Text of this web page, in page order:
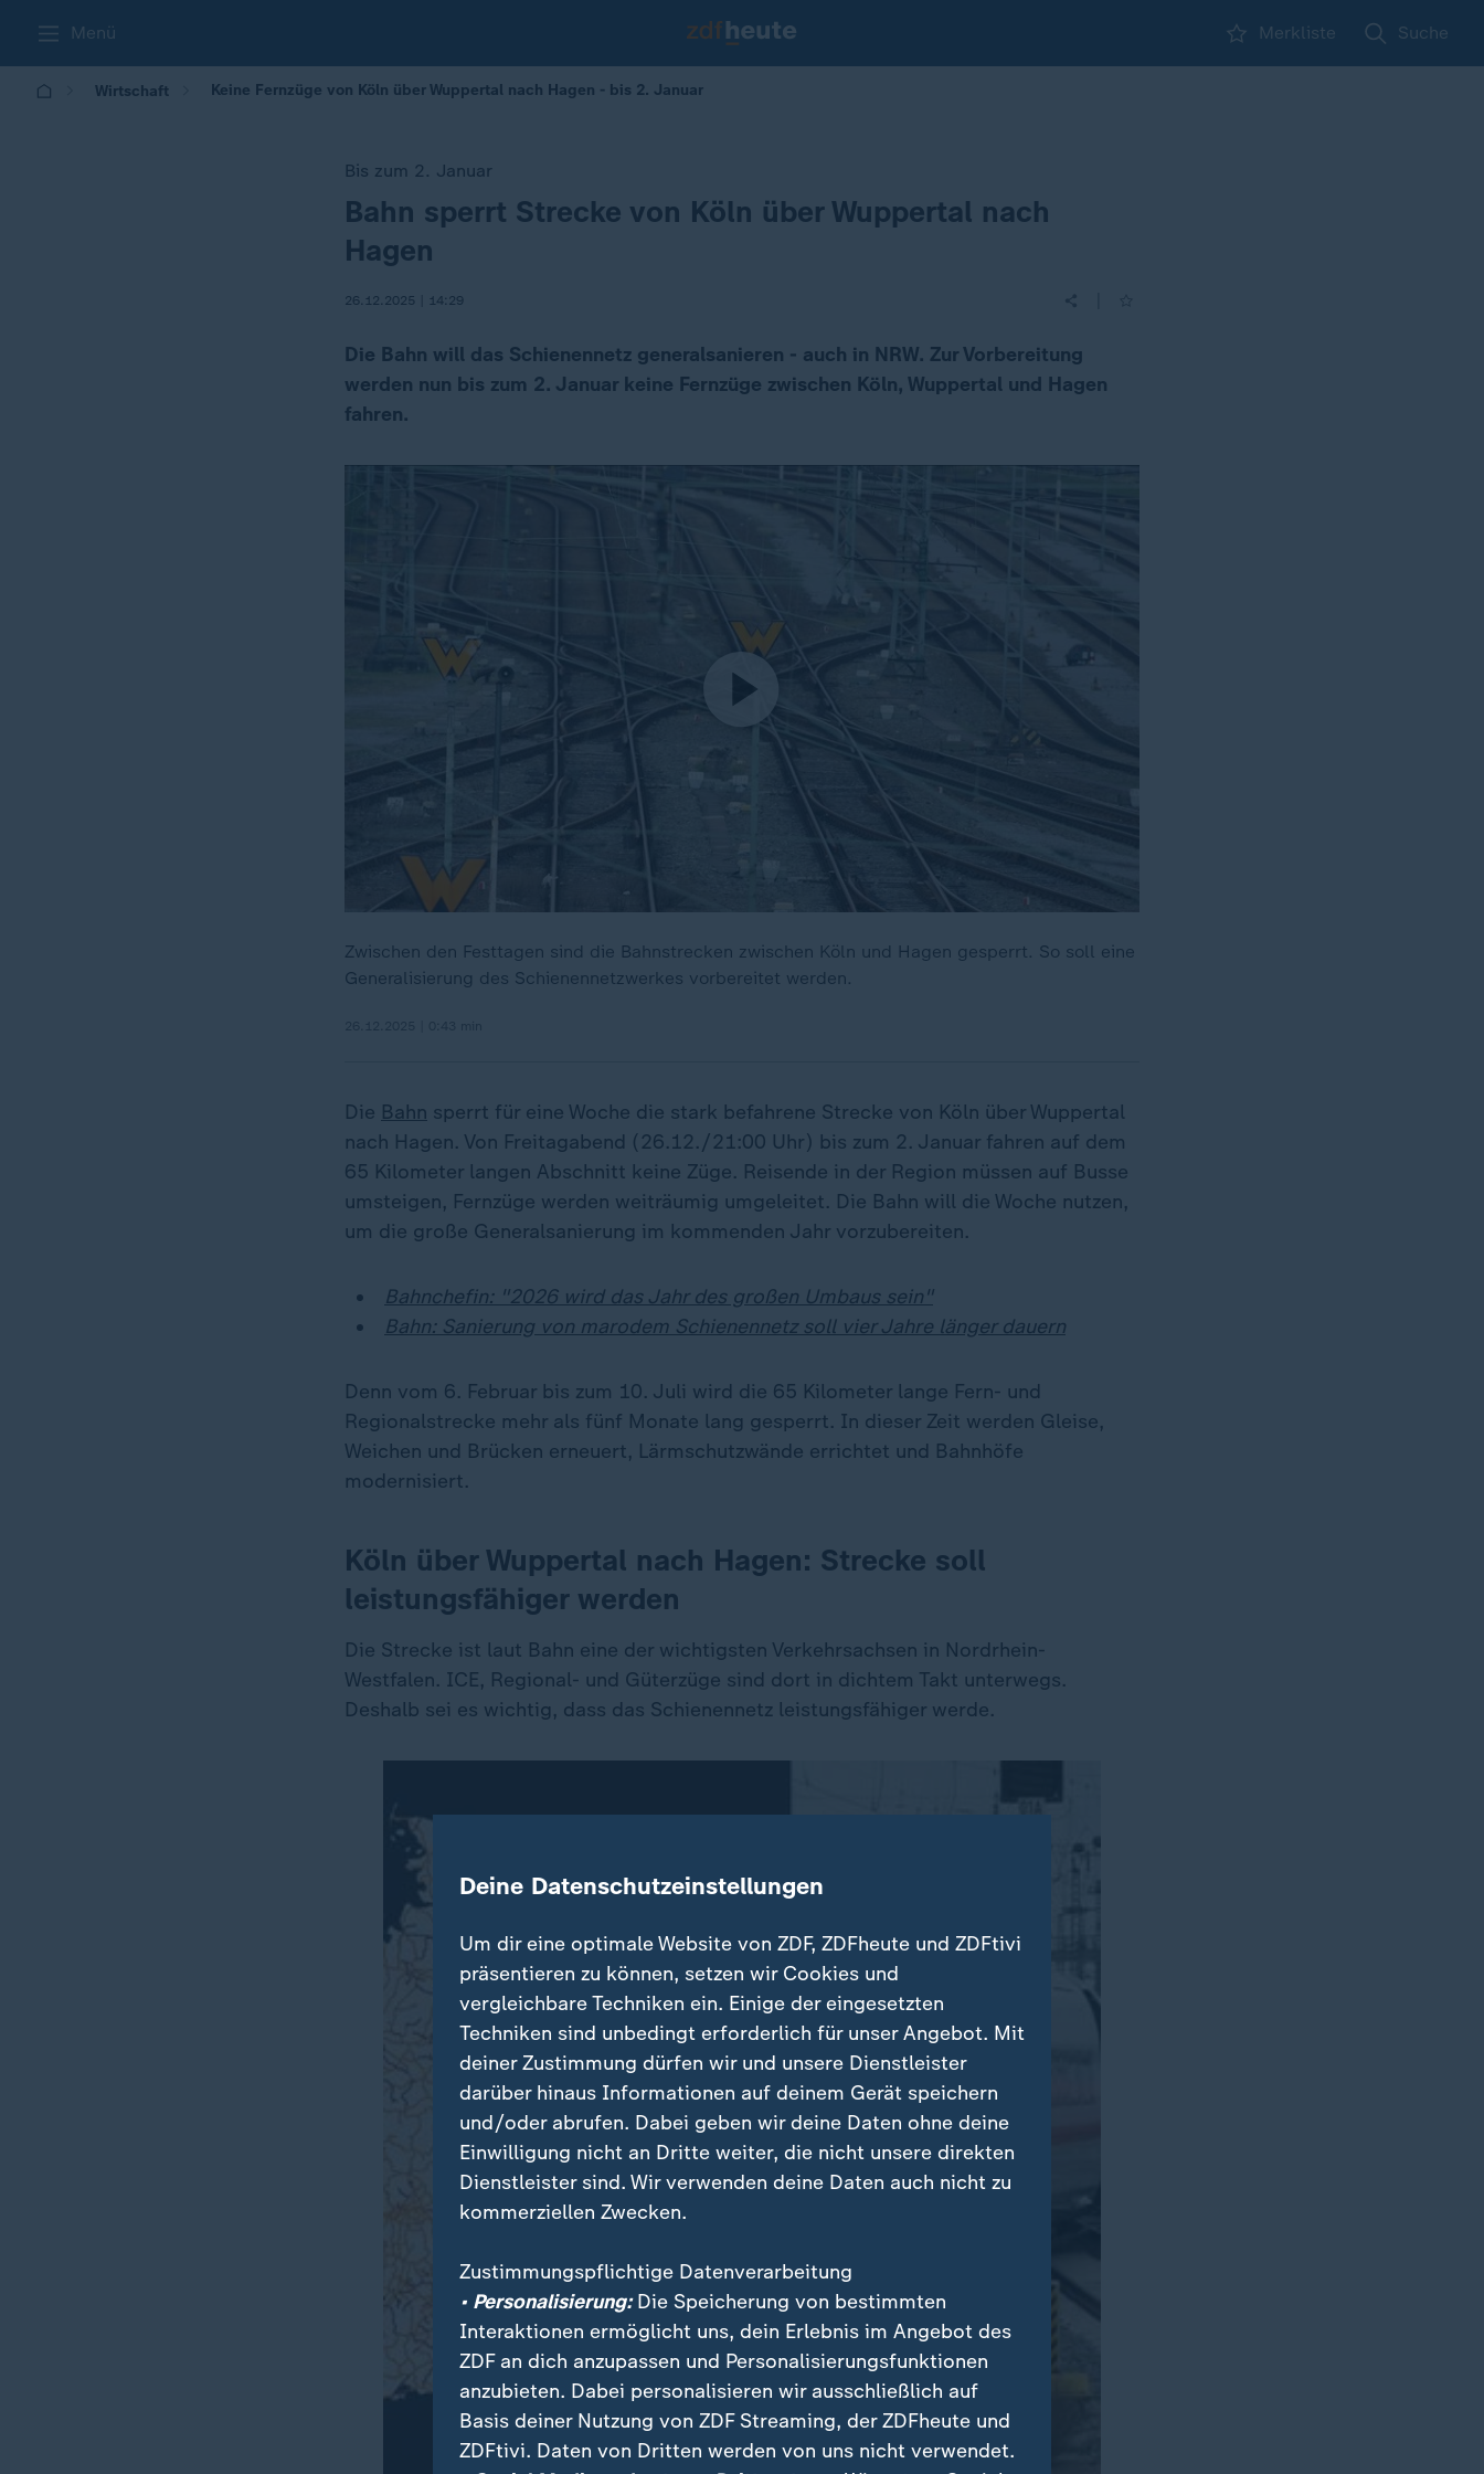
Menü Merkliste Suche
Wirtschaft Keine Fernzüge von Köln über Wuppertal nach Hagen - bis 2. Januar
Bis zum 2. Januar
:Bahn sperrt Strecke von Köln über Wuppertal nach
Hagen
26.12.2025 | 14:29
Die Bahn will das Schienennetz generalsanieren - auch in NRW. Zur Vorbereitung
werden nun bis zum 2. Januar keine Fernzüge zwischen Köln, Wuppertal und Hagen
fahren.
Zwischen den Festtagen sind die Bahnstrecken zwischen Köln und Hagen gesperrt. So soll eine
Generalisierung des Schienennetzwerkes vorbereitet werden.
Die Bahn sperrt für eine Woche die stark befahrene Strecke von Köln über Wuppertal
nach Hagen. Von Freitagabend (26.12./21:00 Uhr) bis zum 2. Januar fahren auf dem
65 Kilometer langen Abschnitt keine Züge. Reisende in der Region müssen auf Busse
umsteigen, Fernzüge werden weiträumig umgeleitet. Die Bahn will die Woche nutzen,
um die große Generalsanierung im kommenden Jahr vorzubereiten.
Bahnchefin: "2026 wird das Jahr des großen Umbaus sein"
Bahn: Sanierung von marodem Schienennetz soll vier Jahre länger dauern
Denn vom 6. Februar bis zum 10. Juli wird die 65 Kilometer lange Fern- und
Regionalstrecke mehr als fünf Monate lang gesperrt. In dieser Zeit werden Gleise,
Weichen und Brücken erneuert, Lärmschutzwände errichtet und Bahnhöfe
modernisiert.
Köln über Wuppertal nach Hagen: Strecke soll
leistungsfähiger werden
Die Strecke ist laut Bahn eine der wichtigsten Verkehrsachsen in Nordrhein-
Westfalen. ICE, Regional- und Güterzüge sind dort in dichtem Takt unterwegs.
Deshalb sei es wichtig, dass das Schienennetz leistungsfähiger werde.
Deine Datenschutzeinstellungen
Um dir eine optimale Website von ZDF, ZDFheute und ZDFtivi
präsentieren zu können, setzen wir Cookies und
vergleichbare Techniken ein. Einige der eingesetzten
Techniken sind unbedingt erforderlich für unser Angebot. Mit
deiner Zustimmung dürfen wir und unsere Dienstleister
darüber hinaus Informationen auf deinem Gerät speichern
und/oder abrufen. Dabei geben wir deine Daten ohne deine
Einwilligung nicht an Dritte weiter, die nicht unsere direkten
Dienstleister sind. Wir verwenden deine Daten auch nicht zu
kommerziellen Zwecken.
Zustimmungspflichtige Datenverarbeitung
• Personalisierung:Die Speicherung von bestimmten
Interaktionen ermöglicht uns, dein Erlebnis im Angebot des
ZDF an dich anzupassen und Personalisierungsfunktionen
anzubieten. Dabei personalisieren wir ausschließlich auf
Basis deiner Nutzung von ZDF Streaming, der ZDFheute und
ZDFtivi. Daten von Dritten werden von uns nicht verwendet.